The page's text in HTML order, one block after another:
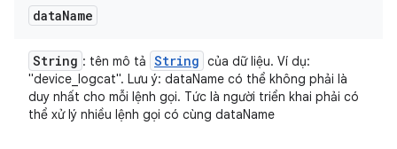
dataName
String : tên mô tả String của dữ liệu. Ví dụ:
"device_logcat". Lưu ý: dataName có thể không phải là
duy nhất cho mỗi lệnh gọi. Tức là người triển khai phải có
thể xử lý nhiều lệnh gọi có cùng dataName